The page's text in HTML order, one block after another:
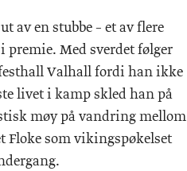
av en stubbe – et av flere
premie. Med sverdet følger
Valhall fordi han ikke
livet i kamp skled han på
møy på vandring mellom
Floke som vikingspøkelset